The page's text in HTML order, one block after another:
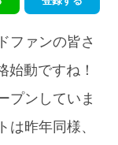
ファンの皆さ
始動ですね！
プンしていま
は昨年同様、